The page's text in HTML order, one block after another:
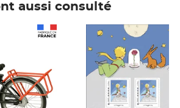
aussi consulté
Prix 7,50€